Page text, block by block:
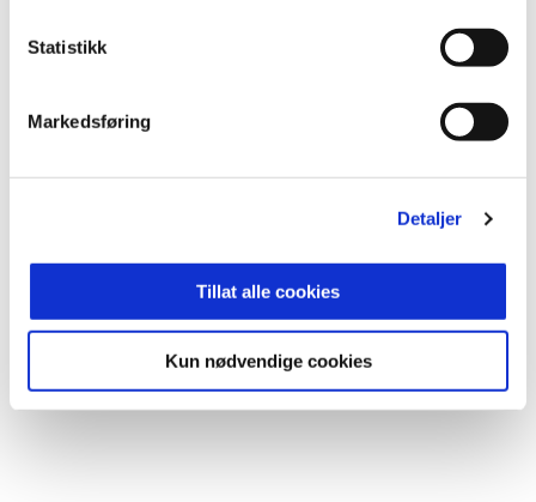
Statistikk
Markedsføring
Detaljer
Tillat alle cookies
Kun nødvendige cookies
blir fintet rett på baken. King-Furaha fortsetter sitt
ledelsen til 4-2! I siste overtidsekund angriper vi